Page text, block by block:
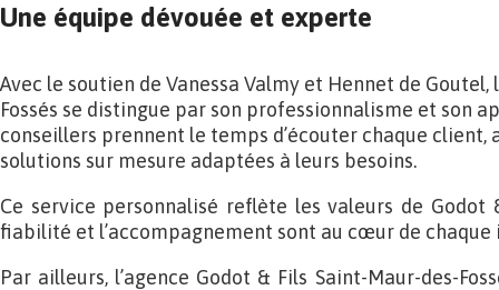
Une équipe dévouée et experte
Avec le soutien de Vanessa Valmy et Hennet de Goutel,
Fossés se distingue par son professionnalisme et son
conseillers prennent le temps d’écouter chaque client,
solutions sur mesure adaptées à leurs besoins.
Ce service personnalisé reflète les valeurs de Godot
fiabilité et l’accompagnement sont au cœur de
Par ailleurs, l’agence Godot & Fils Saint-Maur-des-